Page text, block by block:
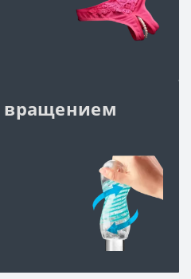
вращением